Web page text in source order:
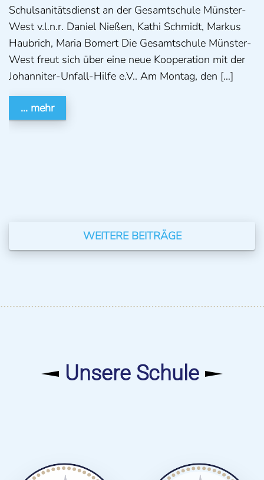
Schulsanitätsdienst an der Gesamtschule Münster-
West v.l.n.r. Daniel Nießen, Kathi Schmidt, Markus
Haubrich, Maria Bomert Die Gesamtschule Münster-
West freut sich über eine neue Kooperation mit der
Johanniter-Unfall-Hilfe e.V.. Am Montag, den […]
… mehr
WEITERE BEITRÄGE
Unsere Schule